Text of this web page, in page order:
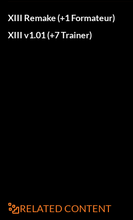
XIII Remake (+1 Formateur)
XIII v1.01 (+7 Trainer)
RELATED CONTENT